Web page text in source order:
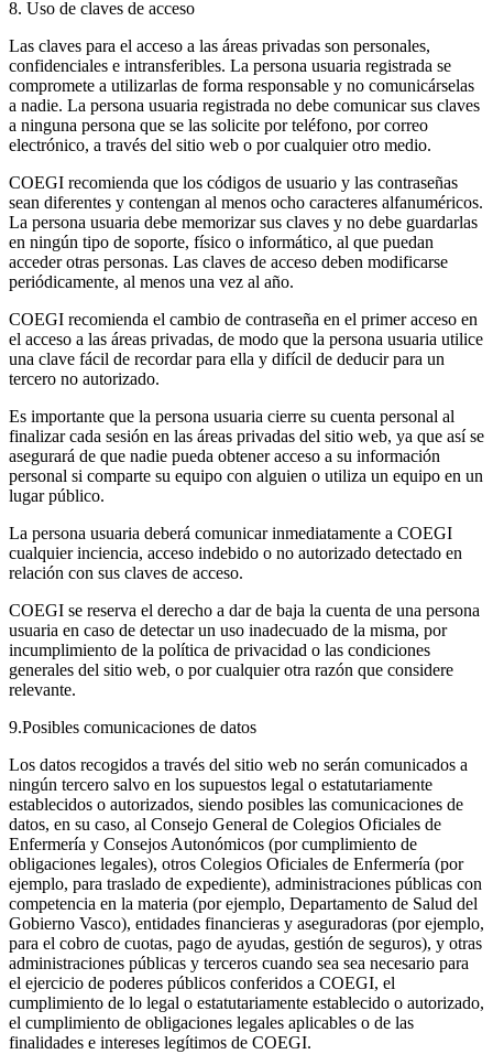
8. Uso de claves de acceso
Las claves para el acceso a las áreas privadas son personales,
confidenciales e intransferibles. La persona usuaria registrada se
compromete a utilizarlas de forma responsable y no comunicárselas
a nadie. La persona usuaria registrada no debe comunicar sus claves
a ninguna persona que se las solicite por teléfono, por correo
electrónico, a través del sitio web o por cualquier otro medio.
COEGI recomienda que los códigos de usuario y las contraseñas
sean diferentes y contengan al menos ocho caracteres alfanuméricos.
La persona usuaria debe memorizar sus claves y no debe guardarlas
en ningún tipo de soporte, físico o informático, al que puedan
acceder otras personas. Las claves de acceso deben modificarse
periódicamente, al menos una vez al año.
COEGI recomienda el cambio de contraseña en el primer acceso en
el acceso a las áreas privadas, de modo que la persona usuaria utilice
una clave fácil de recordar para ella y difícil de deducir para un
tercero no autorizado.
Es importante que la persona usuaria cierre su cuenta personal al
finalizar cada sesión en las áreas privadas del sitio web, ya que así se
asegurará de que nadie pueda obtener acceso a su información
personal si comparte su equipo con alguien o utiliza un equipo en un
lugar público.
La persona usuaria deberá comunicar inmediatamente a COEGI
cualquier inciencia, acceso indebido o no autorizado detectado en
relación con sus claves de acceso.
COEGI se reserva el derecho a dar de baja la cuenta de una persona
usuaria en caso de detectar un uso inadecuado de la misma, por
incumplimiento de la política de privacidad o las condiciones
generales del sitio web, o por cualquier otra razón que considere
relevante.
9.Posibles comunicaciones de datos
Los datos recogidos a través del sitio web no serán comunicados a
ningún tercero salvo en los supuestos legal o estatutariamente
establecidos o autorizados, siendo posibles las comunicaciones de
datos, en su caso, al Consejo General de Colegios Oficiales de
Enfermería y Consejos Autonómicos (por cumplimiento de
obligaciones legales), otros Colegios Oficiales de Enfermería (por
ejemplo, para traslado de expediente), administraciones públicas con
competencia en la materia (por ejemplo, Departamento de Salud del
Gobierno Vasco), entidades financieras y aseguradoras (por ejemplo,
para el cobro de cuotas, pago de ayudas, gestión de seguros), y otras
administraciones públicas y terceros cuando sea sea necesario para
el ejercicio de poderes públicos conferidos a COEGI, el
cumplimiento de lo legal o estatutariamente establecido o autorizado,
el cumplimiento de obligaciones legales aplicables o de las
finalidades e intereses legítimos de COEGI.